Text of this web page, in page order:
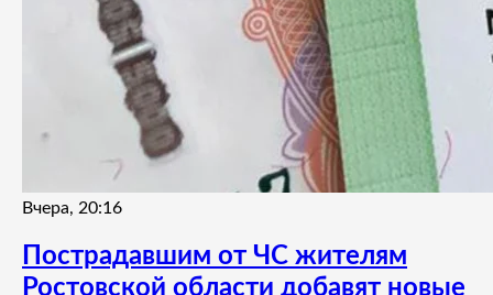
Вчера, 20:16
Пострадавшим от ЧС жителям
Ростовской области добавят новые